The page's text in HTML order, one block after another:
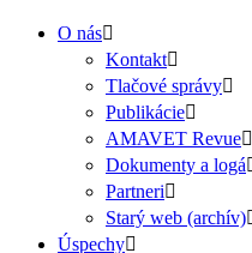
O nás
Kontakt
Tlačové správy
Publikácie
AMAVET Revue
Dokumenty a logá
Partneri
Starý web (archív)
Úspechy